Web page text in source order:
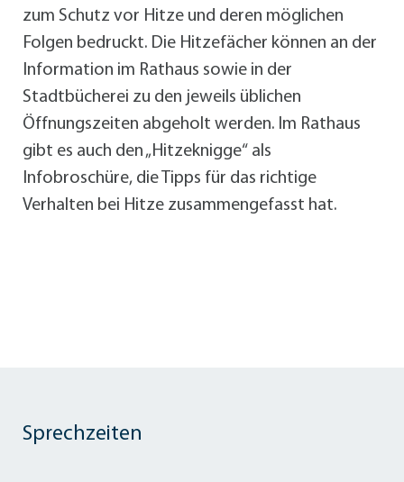
zum Schutz vor Hitze und deren möglichen
Folgen bedruckt. Die Hitzefächer können an der
Information im Rathaus sowie in der
Stadtbücherei zu den jeweils üblichen
Öffnungszeiten abgeholt werden. Im Rathaus
gibt es auch den „Hitzeknigge“ als
Infobroschüre, die Tipps für das richtige
Verhalten bei Hitze zusammengefasst hat.
Sprechzeiten